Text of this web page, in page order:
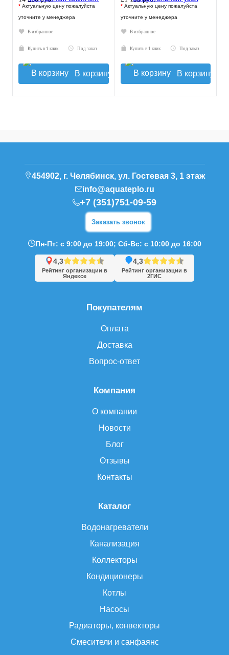
* Актуальную цену пожалуйста
уточните у менеджера
В избранное
Купить в 1 клик Под заказ
В корзину
* Актуальную цену пожалуйста
уточните у менеджера
В избранное
Купить в 1 клик Под заказ
В корзину
Каталог
Водонагреватели
Канализация
Коллекторы
Кондиционеры
Котлы
Насосы
Радиаторы, конвекторы
Смесители и санфаянс
Компания
О компании
Новости
Блог
Отзывы
Контакты
Покупателям
Оплата
Доставка
Вопрос-ответ
454902, г. Челябинск, ул. Гостевая 3, 1 этаж
info@aquateplo.ru
+7 (351)751-09-59
Заказать звонок
Пн-Пт: с 9:00 до 19:00; Сб-Вс: с 10:00 до 16:00
4,3
Рейтинг организации в
Яндексе
4,3
Рейтинг организации в
2ГИС